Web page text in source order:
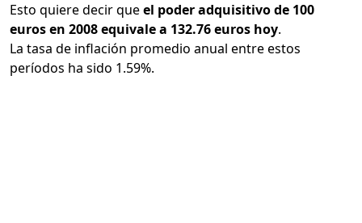
Esto quiere decir queel poder adquisitivo de 100
euros en 2008 equivale a 132.76 euros hoy.
La tasa de inflación promedio anual entre estos
períodos ha sido 1.59%.